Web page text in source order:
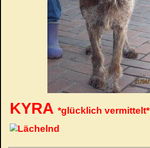
KYRA *glücklich vermittelt*